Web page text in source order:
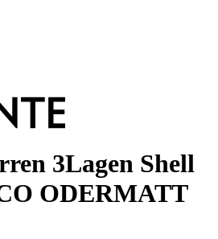
3Lagen Shell
ODERMATT